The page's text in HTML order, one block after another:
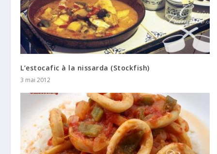
L’estocafic à la nissarda (Stockfish)
3 mai 2012